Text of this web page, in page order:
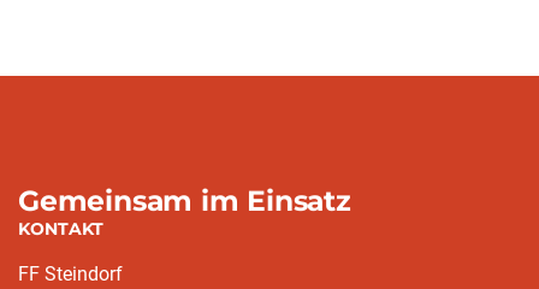
Gemeinsam im Einsatz
KONTAKT
FF Steindorf